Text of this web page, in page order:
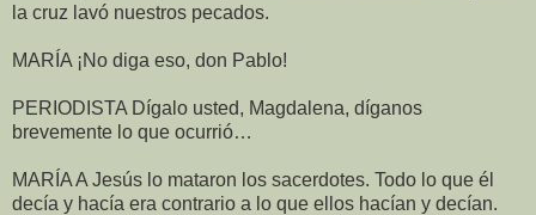
la cruz lavó nuestros pecados.
MARÍA ¡No diga eso, don Pablo!
PERIODISTA Dígalo usted, Magdalena, díganos
brevemente lo que ocurrió…
MARÍA A Jesús lo mataron los sacerdotes. Todo lo que él
decía y hacía era contrario a lo que ellos hacían y decían.